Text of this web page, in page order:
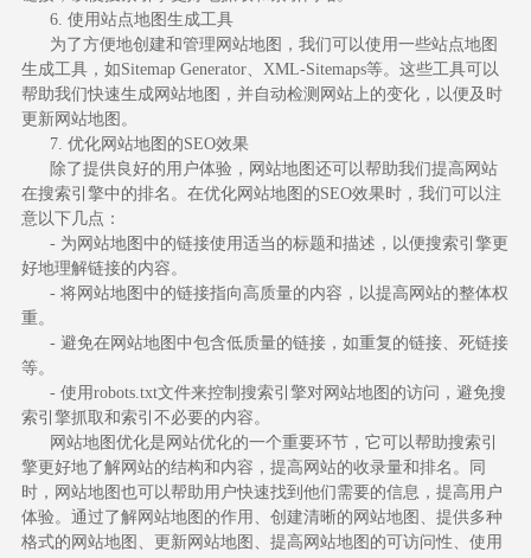
6. 使用站点地图生成工具
为了方便地创建和管理网站地图，我们可以使用一些站点地图
生成工具，如Sitemap Generator、XML-Sitemaps等。这些工具可以
帮助我们快速生成网站地图，并自动检测网站上的变化，以便及时
更新网站地图。
7. 优化网站地图的SEO效果
除了提供良好的用户体验，网站地图还可以帮助我们提高网站
在搜索引擎中的排名。在优化网站地图的SEO效果时，我们可以注
意以下几点：
- 为网站地图中的链接使用适当的标题和描述，以便搜索引擎更
好地理解链接的内容。
- 将网站地图中的链接指向高质量的内容，以提高网站的整体权
重。
- 避免在网站地图中包含低质量的链接，如重复的链接、死链接
等。
- 使用robots.txt文件来控制搜索引擎对网站地图的访问，避免搜
索引擎抓取和索引不必要的内容。
网站地图优化是网站优化的一个重要环节，它可以帮助搜索引
擎更好地了解网站的结构和内容，提高网站的收录量和排名。同
时，网站地图也可以帮助用户快速找到他们需要的信息，提高用户
体验。通过了解网站地图的作用、创建清晰的网站地图、提供多种
格式的网站地图、更新网站地图、提高网站地图的可访问性、使用